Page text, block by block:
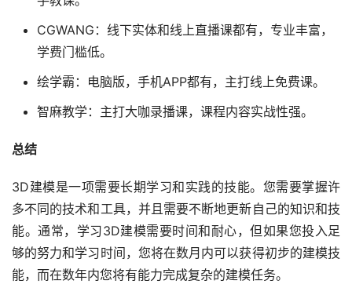
CGWANG：线下实体和线上直播课都有，专业丰富，
学费门槛低。
绘学霸：电脑版，手机APP都有，主打线上免费课。
智麻教学：主打大咖录播课，课程内容实战性强。
总结
3D建模是一项需要长期学习和实践的技能。您需要掌握许
多不同的技术和工具，并且需要不断地更新自己的知识和技
能。通常，学习3D建模需要时间和耐心，但如果您投入足
够的努力和学习时间，您将在数月内可以获得初步的建模技
能，而在数年内您将有能力完成复杂的建模任务。